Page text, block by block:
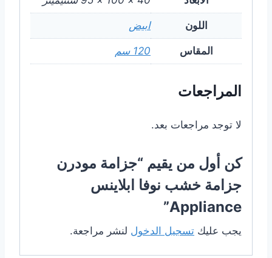
اللون ابيض
المقاس 120 سم
المراجعات
لا توجد مراجعات بعد.
كن أول من يقيم “جزامة مودرن
جزامة خشب نوفا ابلاينس
Appliance”
يجب عليك تسجيل الدخول لنشر مراجعة.